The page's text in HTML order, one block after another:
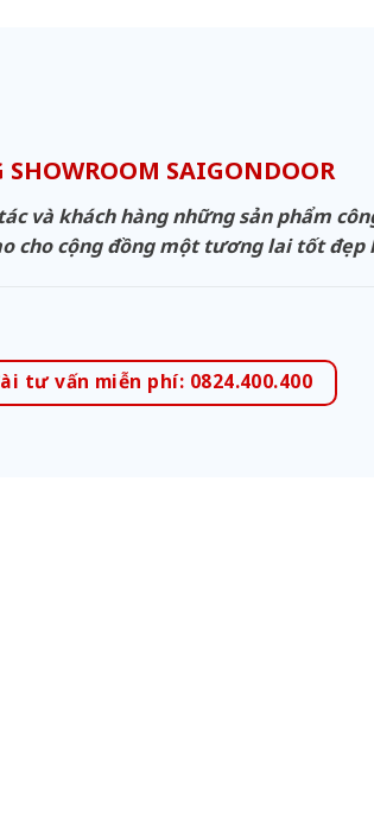
SHOWROOM SAIGONDOOR
và khách hàng những sản phẩm
cho cộng đồng một tương lai tốt đẹp
tư vấn miễn phí: 0824.400.400